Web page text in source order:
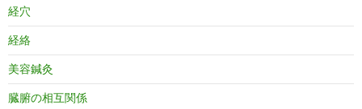
経穴
経絡
美容鍼灸
臓腑の相互関係